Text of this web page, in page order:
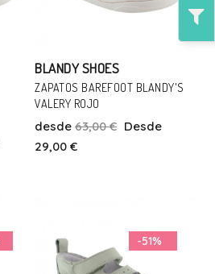
BLANDY SHOES
ZAPATOS BAREFOOT BLANDY'S
VALERY ROJO
desde 63,00 € Desde
29,00 €
-51%